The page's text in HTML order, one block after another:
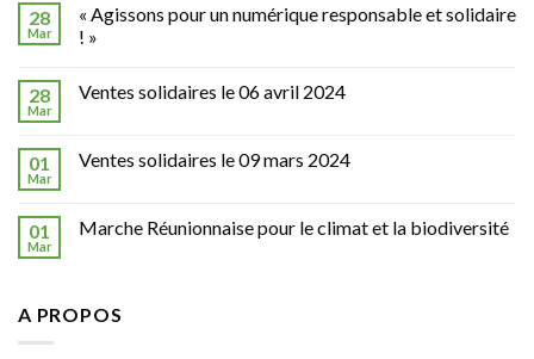
28
Mar
« Agissons pour un numérique responsable et solidaire
! »
28
Mar
Ventes solidaires le 06 avril 2024
01
Mar
Ventes solidaires le 09 mars 2024
01
Mar
Marche Réunionnaise pour le climat et la biodiversité
A PROPOS